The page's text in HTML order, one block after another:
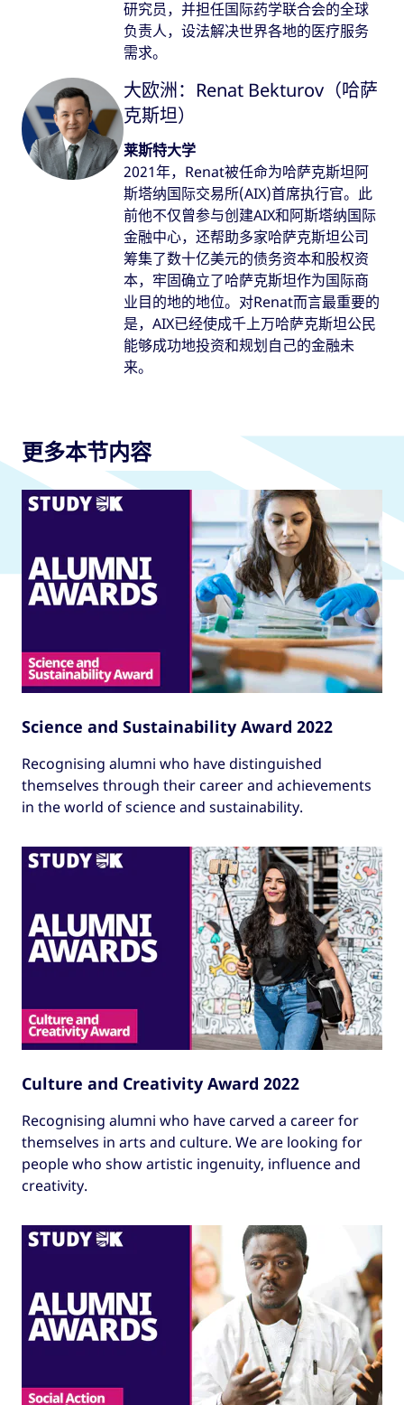
研究员，并担任国际药学联合会的全球
负责人，设法解决世界各地的医疗服务
需求。
莱斯特大学
2021年，Renat被任命为哈萨克斯坦阿
斯塔纳国际交易所(AIX)首席执行官。此
前他不仅曾参与创建AIX和阿斯塔纳国际
金融中心，还帮助多家哈萨克斯坦公司
筹集了数十亿美元的债务资本和股权资
本，牢固确立了哈萨克斯坦作为国际商
业目的地的地位。对Renat而言最重要的
是，AIX已经使成千上万哈萨克斯坦公民
能够成功地投资和规划自己的金融未
来。
大欧洲：Renat Bekturov（哈萨
克斯坦）
更多本节内容
Science and Sustainability Award 2022
Recognising alumni who have distinguished
themselves through their career and achievements
in the world of science and sustainability.
Culture and Creativity Award 2022
Recognising alumni who have carved a career for
themselves in arts and culture. We are looking for
people who show artistic ingenuity, influence and
creativity.